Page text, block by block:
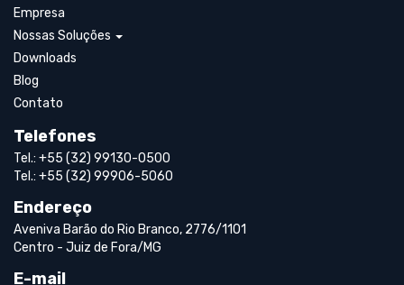
Empresa
Nossas Soluções
Downloads
Blog
Contato
Telefones
Tel.: +55 (32) 99130-0500
Tel.: +55 (32) 99906-5060
Endereço
Aveniva Barão do Rio Branco, 2776/1101
Centro - Juiz de Fora/MG
E-mail